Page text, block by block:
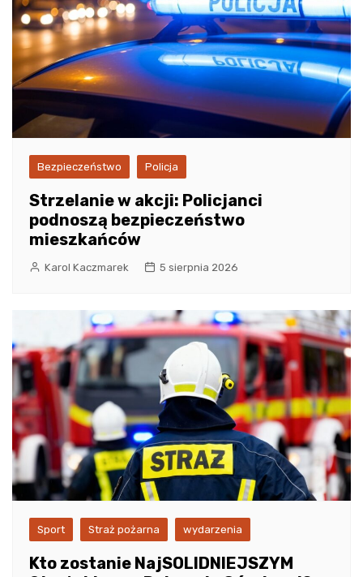
Bezpieczeństwo Policja
Strzelanie w akcji: Policjanci
podnoszą bezpieczeństwo
mieszkańców
Karol Kaczmarek 5 sierpnia 2026
Sport Straż pożarna wydarzenia
Kto zostanie NajSOLIDNIEJSZYM